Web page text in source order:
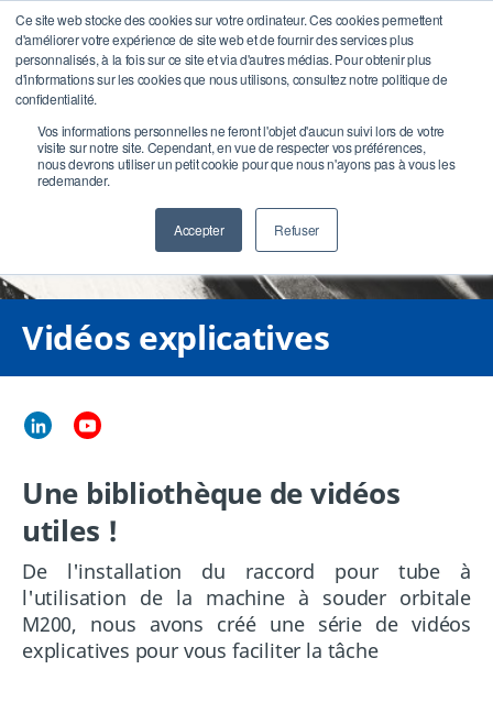
Ce site web stocke des cookies sur votre ordinateur. Ces cookies permettent
d'améliorer votre expérience de site web et de fournir des services plus
personnalisés, à la fois sur ce site et via d'autres médias. Pour obtenir plus
d'informations sur les cookies que nous utilisons, consultez notre politique de
confidentialité.
Vos informations personnelles ne feront l'objet d'aucun suivi lors de votre
visite sur notre site. Cependant, en vue de respecter vos préférences,
nous devrons utiliser un petit cookie pour que nous n'ayons pas à vous les
redemander.
Accepter Refuser
Vidéos explicatives
Une bibliothèque de vidéos
utiles !
De l'installation du raccord pour tube à
l'utilisation de la machine à souder orbitale
M200, nous avons créé une série de vidéos
explicatives pour vous faciliter la tâche